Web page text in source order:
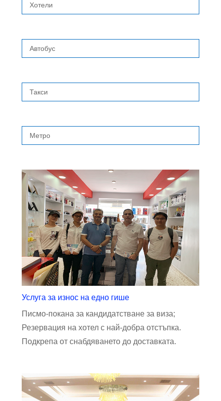
Хотели
Автобус
Такси
Метро
Услуга за износ на едно гише
Писмо-покана за кандидатстване за виза;
Резервация на хотел с най-добра отстъпка.
Подкрепа от снабдяването до доставката.